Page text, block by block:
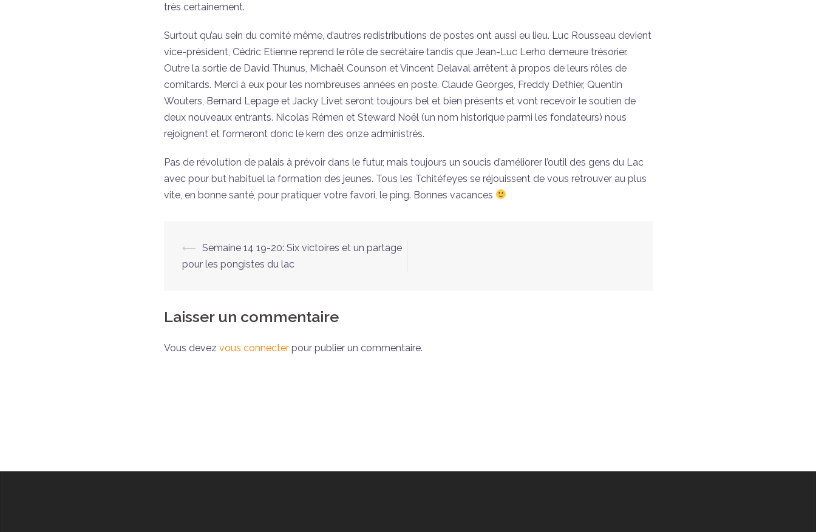
très certainement.
Surtout qu’au sein du comité même, d’autres redistributions de postes ont aussi eu lieu. Luc Rousseau devient
vice-président, Cédric Etienne reprend le rôle de secrétaire tandis que Jean-Luc Lerho demeure trésorier.
Outre la sortie de David Thunus, Michaël Counson et Vincent Delaval arrêtent à propos de leurs rôles de
comitards. Merci à eux pour les nombreuses années en poste. Claude Georges, Freddy Dethier, Quentin
Wouters, Bernard Lepage et Jacky Livet seront toujours bel et bien présents et vont recevoir le soutien de
deux nouveaux entrants. Nicolas Rémen et Steward Noël (un nom historique parmi les fondateurs) nous
rejoignent et formeront donc le kern des onze administrés.
Pas de révolution de palais à prévoir dans le futur, mais toujours un soucis d’améliorer l’outil des gens du Lac
avec pour but habituel la formation des jeunes. Tous les Tchitéfeyes se réjouissent de vous retrouver au plus
vite, en bonne santé, pour pratiquer votre favori, le ping. Bonnes vacances
⟵ Semaine 14 19-20: Six victoires et un partage
pour les pongistes du lac
Laisser un commentaire
Vous devez vous connecterpour publier un commentaire.